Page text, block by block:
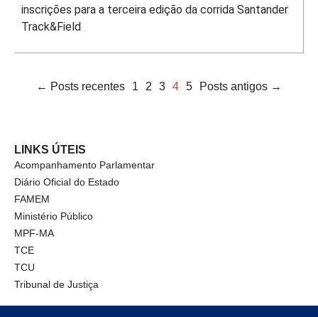
inscrições para a terceira edição da corrida Santander
Track&Field
← Posts recentes 1 2 3 4 5 Posts antigos →
LINKS ÚTEIS
Acompanhamento Parlamentar
Diário Oficial do Estado
FAMEM
Ministério Público
MPF-MA
TCE
TCU
Tribunal de Justiça